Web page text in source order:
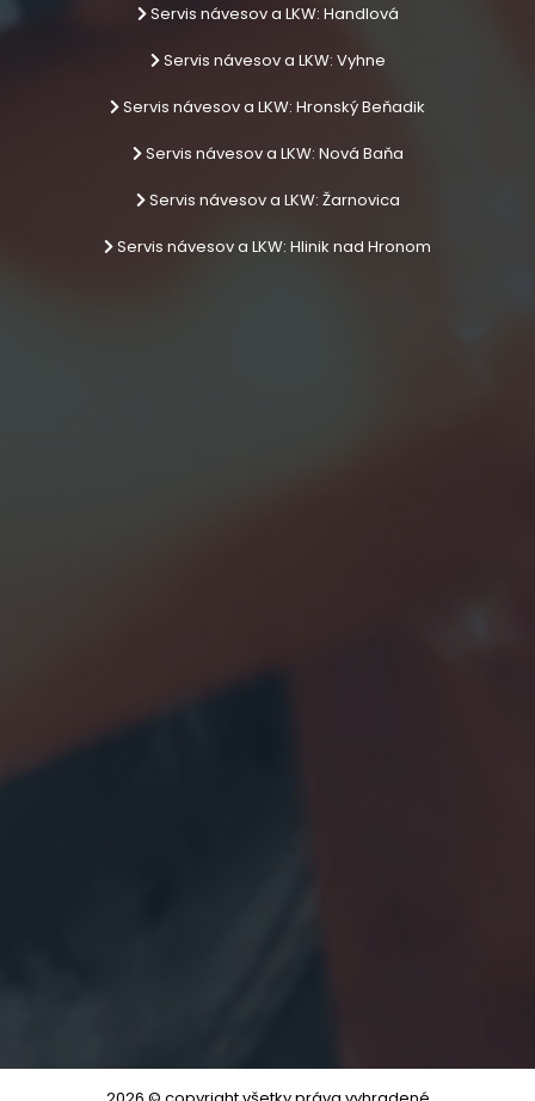
Servis návesov a LKW: Handlová
Servis návesov a LKW: Vyhne
Servis návesov a LKW: Hronský Beňadik
Servis návesov a LKW: Nová Baňa
Servis návesov a LKW: Žarnovica
Servis návesov a LKW: Hlinik nad Hronom